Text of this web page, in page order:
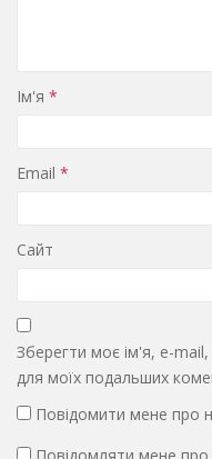
Ім'я *
Email *
Сайт
Зберегти моє ім'я, e-
для моїх подальших
Повідомити мене про